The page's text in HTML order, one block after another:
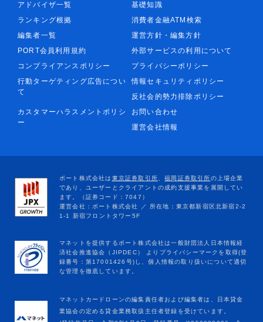
アドバイザ一覧
基礎知識
ランキング根拠
消費者金融ATM検索
編集者一覧
運営方針・編集方針
PORT会員利用規約
外部サービスの利用について
コンプライアンスポリシー
プライバシーポリシー
行動ターゲティング広告につい
て
情報セキュリティポリシー
反社会的勢力排除ポリシー
カスタマーハラスメントポリシ
ー
お問い合わせ
運営会社情報
マネットカードローンの編集責任者および編集者は、日本貸金
業協会の定める貸金業務取扱主任者登録を受けています。